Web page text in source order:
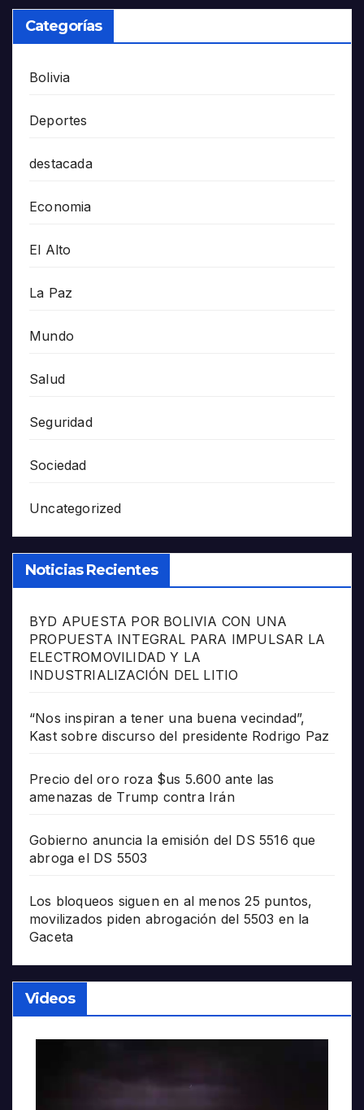
Categorías
Bolivia
Deportes
destacada
Economia
El Alto
La Paz
Mundo
Salud
Seguridad
Sociedad
Uncategorized
Noticias Recientes
BYD APUESTA POR BOLIVIA CON UNA
PROPUESTA INTEGRAL PARA IMPULSAR LA
ELECTROMOVILIDAD Y LA
INDUSTRIALIZACIÓN DEL LITIO
“Nos inspiran a tener una buena vecindad”,
Kast sobre discurso del presidente Rodrigo Paz
Precio del oro roza $us 5.600 ante las
amenazas de Trump contra Irán
Gobierno anuncia la emisión del DS 5516 que
abroga el DS 5503
Los bloqueos siguen en al menos 25 puntos,
movilizados piden abrogación del 5503 en la
Gaceta
Videos